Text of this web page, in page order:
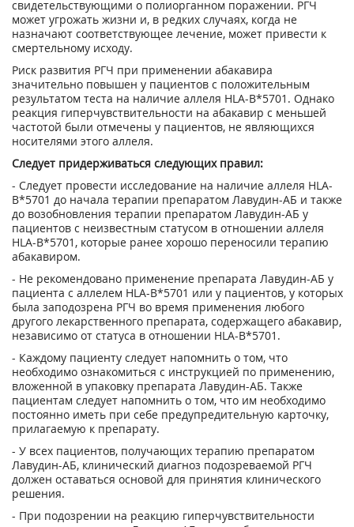
свидетельствующими о полиорганном поражении. РГЧ
может угрожать жизни и, в редких случаях, когда не
назначают соответствующее лечение, может привести к
смертельному исходу.
Риск развития РГЧ при применении абакавира
значительно повышен у пациентов с положительным
результатом теста на наличие аллеля HLA-B*5701. Однако
реакция гиперчувствительности на абакавир с меньшей
частотой были отмечены у пациентов, не являющихся
носителями этого аллеля.
Следует придерживаться следующих правил:
- Следует провести исследование на наличие аллеля HLA-
В*5701 до начала терапии препаратом Лавудин-АБ и также
до возобновления терапии препаратом Лавудин-АБ у
пациентов с неизвестным статусом в отношении аллеля
HLA-B*5701, которые ранее хорошо переносили терапию
абакавиром.
- Не рекомендовано применение препарата Лавудин-АБ у
пациента с аллелем HLA-B*5701 или у пациентов, у которых
была заподозрена РГЧ во время применения любого
другого лекарственного препарата, содержащего абакавир,
независимо от статуса в отношении HLA-B*5701.
- Каждому пациенту следует напомнить о том, что
необходимо ознакомиться с инструкцией по применению,
вложенной в упаковку препарата Лавудин-АБ. Также
пациентам следует напомнить о том, что им необходимо
постоянно иметь при себе предупредительную карточку,
прилагаемую к препарату.
- У всех пациентов, получающих терапию препаратом
Лавудин-АБ, клинический диагноз подозреваемой РГЧ
должен оставаться основой для принятия клинического
решения.
- При подозрении на реакцию гиперчувствительности